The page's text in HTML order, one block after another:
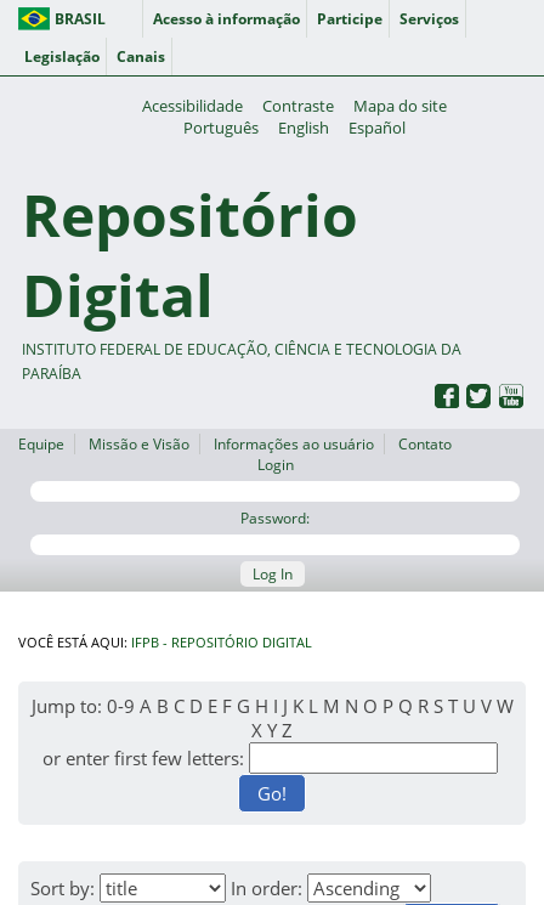
BRASIL Acesso à informação Participe
Serviços
Legislação
Canais
Acessibilidade Contraste
Mapa do site
Português
English Español
Repositório
Digital
INSTITUTO FEDERAL DE EDUCAÇÃO, CIÊNCIA E TECNOLOGIA DA
PARAÍBA
Equipe Missão e Visão Informações ao usuário
Contato
Login
Password:
Log In
VOCÊ ESTÁ AQUI: IFPB - REPOSITÓRIO DIGITAL
Jump to: 0-9 A B C D E F G H I J K L M N O P Q R S T U V W
X Y Z
or enter first few letters:
Sort by:
In order: